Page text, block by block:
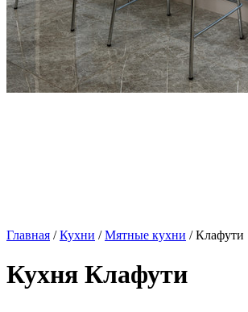
Главная /Кухни /Мятные кухни / Клафути
Кухня Клафути